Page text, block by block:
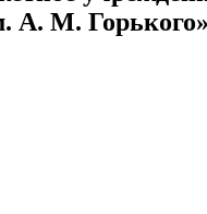
А. М. Горького»